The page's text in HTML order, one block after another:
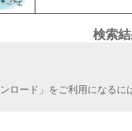
検索結
ロード」をご利用になるに